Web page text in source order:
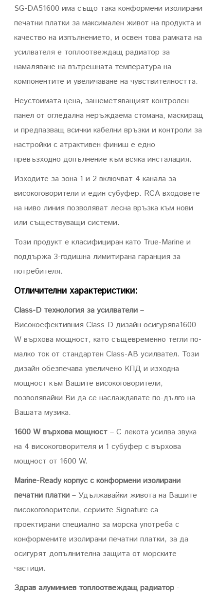
SG-DA51600 има също така конформени изолирани
печатни платки за максимален живот на продукта и
качество на изпълнението, и освен това рамката на
усилвателя е топлоотвеждащ радиатор за
намаляване на вътрешната температура на
компонентите и увеличаване на чувствителността.
Неустоимата цена, зашеметяващият контролен
панел от огледална неръждаема стомана, маскиращ
и предпазващ всички кабелни връзки и контроли за
настройки с атрактивен финиш е едно
превъзходно допълнение към всяка инсталация.
Изходите за зона 1 и 2 включват 4 канала за
високоговорители и един субуфер. RCA входовете
на ниво линия позволяват лесна връзка към нови
или съществуващи системи.
Този продукт е класифициран като True-Marine и
поддържа 3-годишна лимитирана гаранция за
потребителя.
Отличителни характеристики:
Class-D технология за усилватели –
Високоефективния Class-D дизайн осигурява1600-
W върхова мощност, като същевременно тегли по-
малко ток от стандартен Class-AB усилвател. Този
дизайн обезпечава увеличено КПД и изходна
мощност към Вашите високоговорители,
позволявайки Ви да се наслаждавате по-дълго на
Вашата музика.
1600 W върхова мощност – С лекота усилва звука
на 4 високоговорителя и 1 субуфер с върхова
мощност от 1600 W.
Marine-Ready корпус с конформени изолирани
печатни платки – Удължавайки живота на Вашите
високоговорители, сериите Signature са
проектирани специално за морска употреба с
конформените изолирани печатни платки, за да
осигурят допълнителна защита от морските
частици.
Здрав алуминиев топлоотвеждащ радиатор -